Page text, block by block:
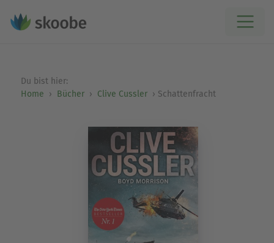
Du bist hier:
Home
Bücher Clive Cussler Schattenfracht